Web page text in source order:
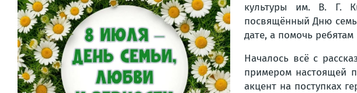
культуры им. В. Г.
посвящённый Дню
дате, а помочь
Началось всё с
примером настоящей
акцент на поступках